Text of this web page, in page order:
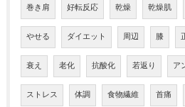
巻き肩 好転反応 乾燥 乾燥肌
やせる ダイエット 周辺 膝
衰え 老化 抗酸化 若返り ア
ストレス 体調 食物繊維 首痛